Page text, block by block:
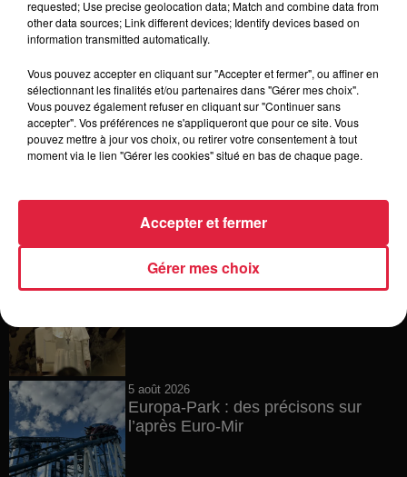
6 août 2026
Tags antisémites à Strasbourg :
6 août 2026
Au zoo de Mulhouse : rencontre
6 août 2026
Les dernières infos sur la venue du
5 août 2026
Europa-Park : des précisons sur
l’après Euro-Mir
requested; Use precise geolocation data; Match and combine data from
other data sources; Link different devices; Identify devices based on
information transmitted automatically.
Vous pouvez accepter en cliquant sur "Accepter et fermer", ou affiner en
sélectionnant les finalités et/ou partenaires dans "Gérer mes choix".
Vous pouvez également refuser en cliquant sur "Continuer sans
accepter". Vos préférences ne s'appliqueront que pour ce site. Vous
pouvez mettre à jour vos choix, ou retirer votre consentement à tout
moment via le lien "Gérer les cookies" situé en bas de chaque page.
Gérer mes choix
Accepter et fermer